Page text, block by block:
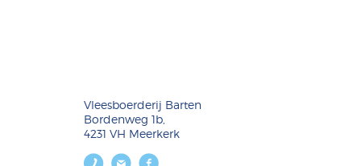
Vleesboerderij Barten
Bordenweg 1b,
4231 VH Meerkerk